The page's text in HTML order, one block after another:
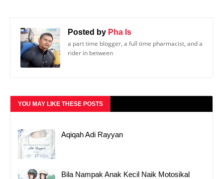
Posted by Pha Is
a part time blogger, a full time pharmacist, and a
rider in between
YOU MAY LIKE THESE POSTS
Aqiqah Adi Rayyan
Bila Nampak Anak Kecil Naik Motosikal